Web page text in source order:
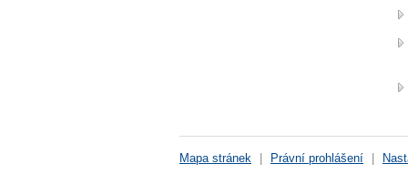
Mapa stránek Právní prohlášení